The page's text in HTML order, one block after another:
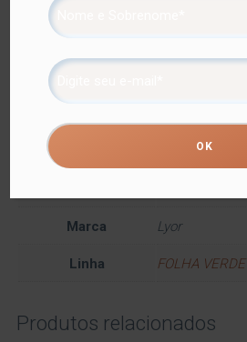
Informação adicional
Informação adicional
Dimensões 46 × 37 cm
Marca Lyor
Linha FOLHA VERDE
Produtos relacionados